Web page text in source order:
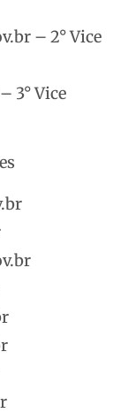
– 2° Vice
3° Vice